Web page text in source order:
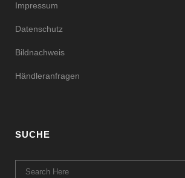
Impressum
Datenschutz
Bildnachweis
Händleranfragen
SUCHE